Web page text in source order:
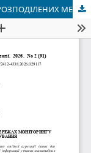
АЛГОРИТМ СТІЙКОЇ АГРЕГАЦІЇ ДАНИХ У РОЗПОДІЛЕНИХ МЕРЕЖАХ МОНІТОРИНГУ ДОВКІЛЛЯ НА ОСНОВІ МЕТОДУ ДОВІРЧОГО ЗВАЖУВАННЯ